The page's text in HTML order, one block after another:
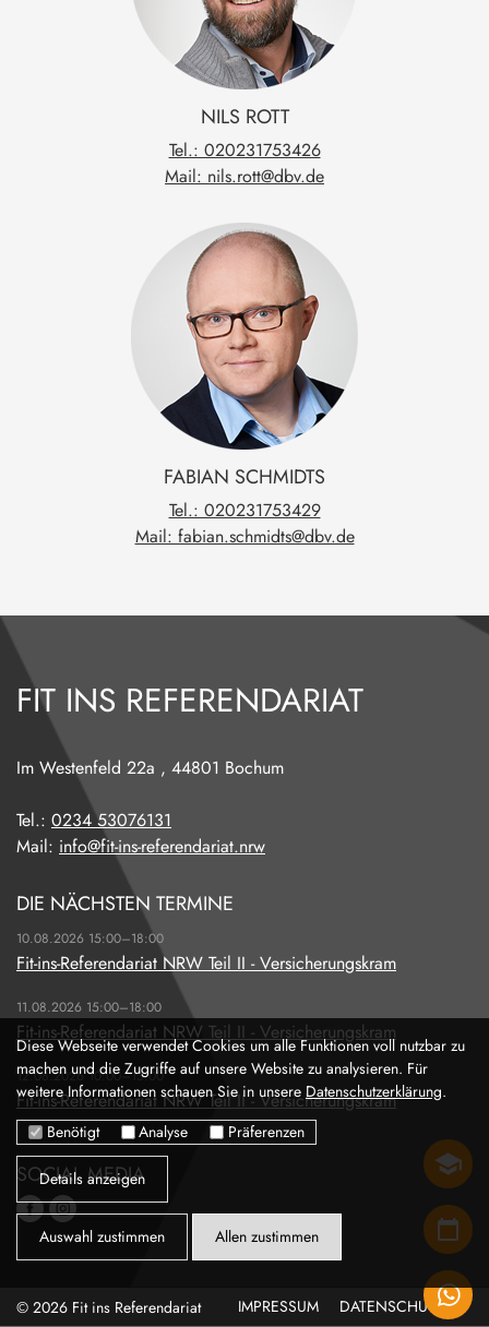
NILS ROTT
Tel.: 020231753426
Mail: nils.rott@dbv.de
FABIAN SCHMIDTS
Tel.: 020231753429
Mail: fabian.schmidts@dbv.de
FIT INS REFERENDARIAT
Im Westenfeld 22a , 44801 Bochum
Tel.: 0234 53076131
Mail: info@fit-ins-referendariat.nrw
DIE NÄCHSTEN TERMINE
10.08.2026 15:00–18:00
Fit-ins-Referendariat NRW Teil II - Versicherungskram
11.08.2026 15:00–18:00
Fit-ins-Referendariat NRW Teil II - Versicherungskram
12.08.2026 10:00–13:00
Fit-ins-Referendariat NRW Teil II - Versicherungskram
SOCIAL MEDIA
© 2026 Fit ins Referendariat IMPRESSUM DATENSCHUTZ
TERMINE
TEILEN
Diese Webseite verwendet Cookies um alle Funktionen voll nutzbar zu
machen und die Zugriffe auf unsere Website zu analysieren. Für
weitere Informationen schauen Sie in unsere Datenschutzerklärung.
Benötigt
Analyse Präferenzen
Details anzeigen
Auswahl zustimmen Allen zustimmen